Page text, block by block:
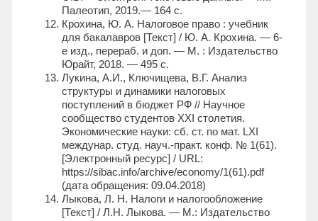
Палеотип, 2019.— 164 c.
Крохина, Ю. А. Налоговое право : учебник
для бакалавров [Текст] / Ю. А. Крохина. — 6-
е изд., перераб. и доп. — М. : Издательство
Юрайт, 2018. — 495 с.
Лукина, А.И., Ключищева, В.Г. Анализ
структуры и динамики налоговых
поступлений в бюджет РФ // Научное
сообщество студентов XXI столетия.
Экономические науки: сб. ст. по мат. LXI
междунар. студ. науч.-практ. конф. № 1(61).
[Электронный ресурс] / URL:
https://sibac.info/archive/economy/1(61).pdf
(дата обращения: 09.04.2018)
Лыкова, Л. Н. Налоги и налогообложение
[Текст] / Л.Н. Лыкова. — М.: Издательство